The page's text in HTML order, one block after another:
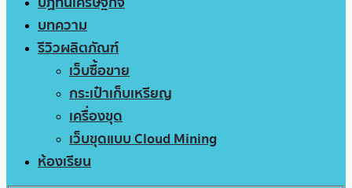
บทความ
รีวิวผลิตภัณฑ์
เว็บซื้อขาย
กระเป๋าเก็บเหรียญ
เครื่องขุด
เว็บขุดแบบ Cloud Mining
ห้องเรียน